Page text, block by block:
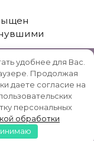
район -
удобнее для Вас.
Продолжая
даете согласие на
персональных
обработки